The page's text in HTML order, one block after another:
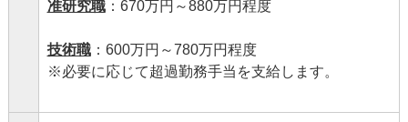
准研究職：670万円～880万円程度
技術職：600万円～780万円程度
※必要に応じて超過勤務手当を支給します。